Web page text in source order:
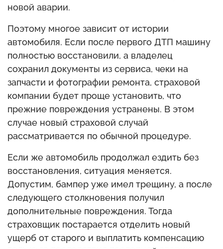
новой аварии.
Поэтому многое зависит от истории
автомобиля. Если после первого ДТП машину
полностью восстановили, а владелец
сохранил документы из сервиса, чеки на
запчасти и фотографии ремонта, страховой
компании будет проще установить, что
прежние повреждения устранены. В этом
случае новый страховой случай
рассматривается по обычной процедуре.
Если же автомобиль продолжал ездить без
восстановления, ситуация меняется.
Допустим, бампер уже имел трещину, а после
следующего столкновения получил
дополнительные повреждения. Тогда
страховщик постарается отделить новый
ущерб от старого и выплатить компенсацию